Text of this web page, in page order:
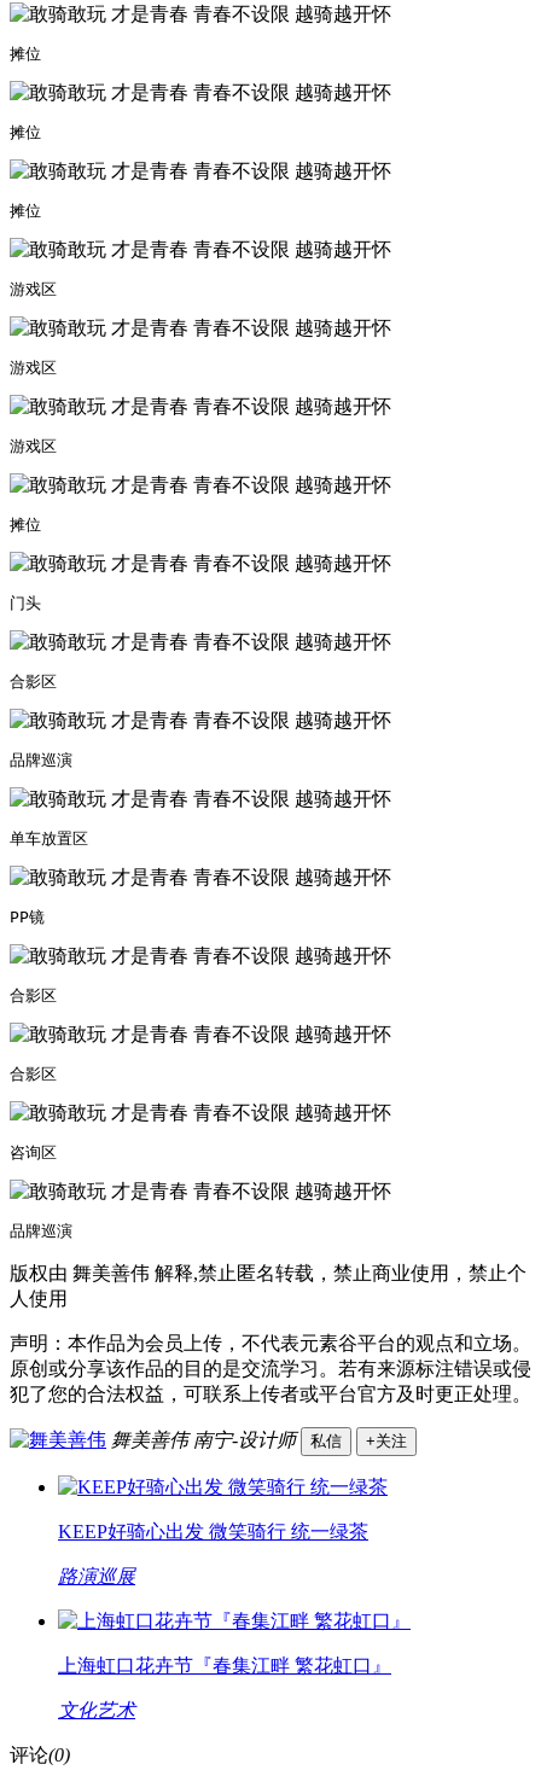
摊位
摊位
摊位
游戏区
游戏区
游戏区
摊位
门头
合影区
品牌巡演
单车放置区
PP镜
合影区
合影区
咨询区
品牌巡演
版权由 舞美善伟 解释,禁止匿名转载，禁止商业使用，禁止个
人使用
声明：本作品为会员上传，不代表元素谷平台的观点和立场。
原创或分享该作品的目的是交流学习。若有来源标注错误或侵
犯了您的合法权益，可联系上传者或平台官方及时更正处理。
舞美善伟 南宁-设计师 私信 +关注
KEEP好骑心出发 微笑骑行 统一绿茶
路演巡展
上海虹口花卉节『春集江畔 繁花虹口』
文化艺术
评论(0)